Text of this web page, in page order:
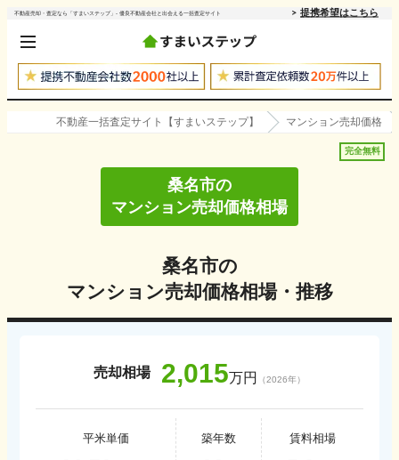
不動産売却・査定なら「すまいステップ」- 優良不動産会社と出会える一括査定サイト 提携希望はこちら
不動産一括査定サイト【すまいステップ】 マンション売却価格
完全無料
桑名市の
マンション売却価格相場
桑名市の
マンション売却価格相場・推移
売却相場 2,015万円 （2026年）
平米単価 築年数 賃料相場